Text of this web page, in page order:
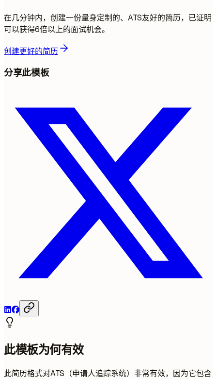
在几分钟内，创建一份量身定制的、ATS友好的简历，已证明
可以获得6倍以上的面试机会。
创建更好的简历
分享此模板
此模板为何有效
此简历格式对ATS（申请人追踪系统）非常有效，因为它包含